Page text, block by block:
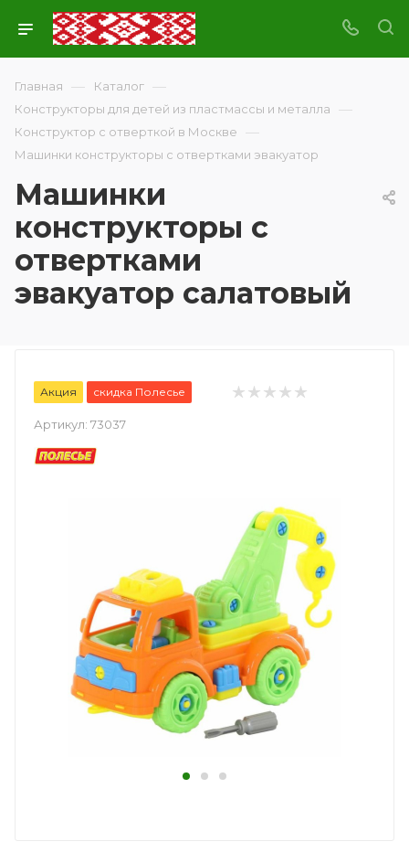
Главная — Каталог —
Конструкторы для детей из пластмассы и металла —
Конструктор с отверткой в Москве —
Машинки конструкторы с отвертками эвакуатор
Машинки
конструкторы с
отвертками
эвакуатор салатовый
Акция скидка Полесье
Артикул: 73037